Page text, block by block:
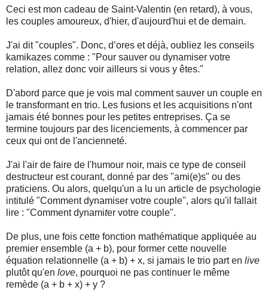
Ceci est mon cadeau de Saint-Valentin (en retard), à vous,
les couples amoureux, d'hier, d'aujourd'hui et de demain.
J'ai dit "couples". Donc, d’ores et déjà, oubliez les conseils
kamikazes comme : "Pour sauver ou dynamiser votre
relation, allez donc voir ailleurs si vous y êtes."
D'abord parce que je vois mal comment sauver un couple en
le transformant en trio. Les fusions et les acquisitions n'ont
jamais été bonnes pour les petites entreprises. Ça se
termine toujours par des licenciements, à commencer par
ceux qui ont de l'ancienneté.
J'ai l'air de faire de l'humour noir, mais ce type de conseil
destructeur est courant, donné par des "ami(e)s" ou des
praticiens. Ou alors, quelqu'un a lu un article de psychologie
intitulé "Comment dynamiser votre couple", alors qu'il fallait
lire : "Comment dynamiter votre couple".
De plus, une fois cette fonction mathématique appliquée au
premier ensemble (a + b), pour former cette nouvelle
équation relationnelle (a + b) + x, si jamais le trio part en live
plutôt qu'en love, pourquoi ne pas continuer le même
remède (a + b + x) + y ?